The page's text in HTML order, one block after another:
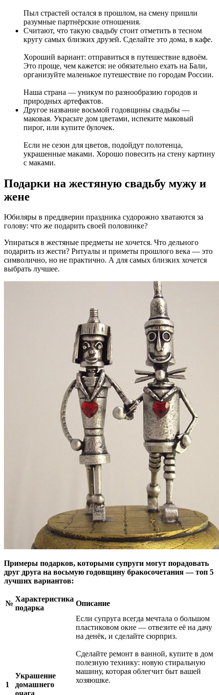
Пыл страстей остался в прошлом, на смену пришли
разумные партнёрские отношения.
Считают, что такую свадьбу стоит отметить в тесном
кругу самых близких друзей. Сделайте это дома, в кафе.
Хороший вариант: отправиться в путешествие вдвоём.
Это проще, чем кажется: не обязательно ехать на Бали,
организуйте маленькое путешествие по городам России.
Наша страна — уникум по разнообразию городов и
природных артефактов.
Другое название восьмой годовщины свадьбы —
маковая. Украсьте дом цветами, испеките маковый
пирог, или купите булочек.
Если не сезон для цветов, подойдут полотенца,
украшенные маками. Хорошо повесить на стену картину
с маками.
Подарки на жестяную свадьбу мужу и
жене
Юбиляры в преддверии праздника судорожно хватаются за
голову: что же подарить своей половинке?
Упираться в жестяные предметы не хочется. Что дельного
подарить из жести? Ритуалы и приметы прошлого века — это
символично, но не практично. А для самых близких хочется
выбрать лучшее.
Примеры подарков, которыми супруги могут порадовать
друг друга на восьмую годовщину бракосочетания — топ 5
лучших вариантов:
№
Характеристика
подарка
Описание
1
Украшение
домашнего
Если супруга всегда мечтала о большом
пластиковом окне — отвезите её на дачу
на денёк, и сделайте сюрприз.
Сделайте ремонт в ванной, купите в дом
полезную технику: новую стиральную
машину, которая облегчит быт вашей
хозяюшке.